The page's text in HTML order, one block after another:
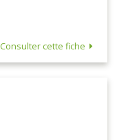
Consulter cette fiche